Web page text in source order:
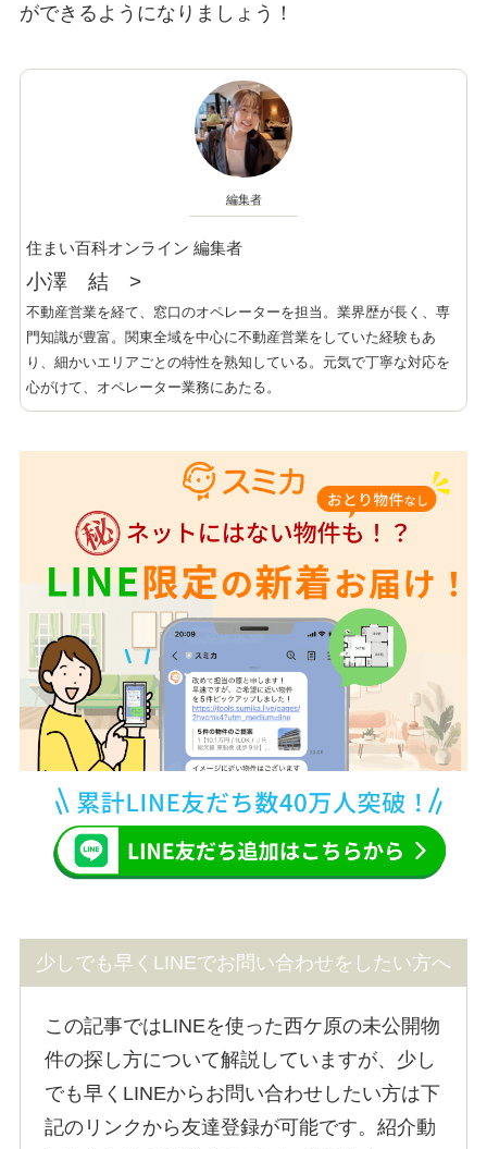
ができるようになりましょう！
編集者
住まい百科オンライン 編集者
小澤 結 >
不動産営業を経て、窓口のオペレーターを担当。業界歴が長く、専
門知識が豊富。関東全域を中心に不動産営業をしていた経験もあ
り、細かいエリアごとの特性を熟知している。元気で丁寧な対応を
心がけて、オペレーター業務にあたる。
少しでも早くLINEでお問い合わせをしたい方へ
この記事ではLINEを使った西ケ原の未公開物
件の探し方について解説していますが、少し
でも早くLINEからお問い合わせしたい方は下
記のリンクから友達登録が可能です。紹介動